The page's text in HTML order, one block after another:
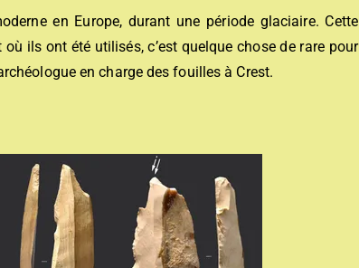
en Europe, durant une période glaciaire. Cette
ils ont été utilisés, c’est quelque chose de rare pour
en charge des fouilles à Crest.